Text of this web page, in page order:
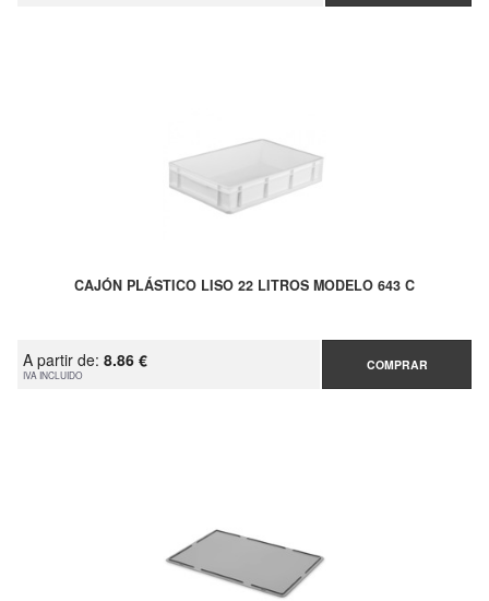
CAJÓN PLÁSTICO LISO 22 LITROS MODELO 643 C
A partir de: 8.86 €
IVA INCLUIDO
COMPRAR